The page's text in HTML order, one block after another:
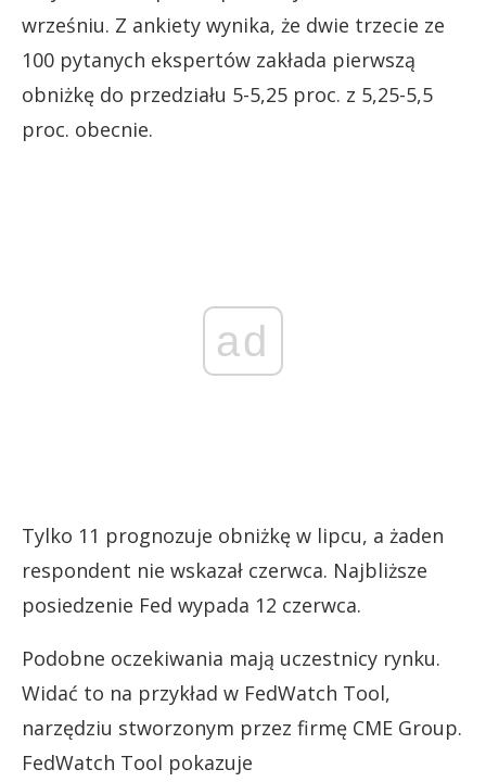
wrześniu. Z ankiety wynika, że dwie trzecie ze
100 pytanych ekspertów zakłada pierwszą
obniżkę do przedziału 5-5,25 proc. z 5,25-5,5
proc. obecnie.
ad
Tylko 11 prognozuje obniżkę w lipcu, a żaden
respondent nie wskazał czerwca. Najbliższe
posiedzenie Fed wypada 12 czerwca.
Podobne oczekiwania mają uczestnicy rynku.
Widać to na przykład w FedWatch Tool,
narzędziu stworzonym przez firmę CME Group.
FedWatch Tool pokazuje